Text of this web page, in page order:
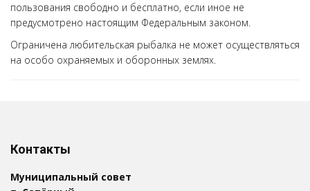
пользования свободно и бесплатно, если иное не
предусмотрено настоящим Федеральным законом.
Ограничена любительская рыбалка не может осуществляться
на особо охраняемых и оборонных землях.
Контакты
Муниципальный совет